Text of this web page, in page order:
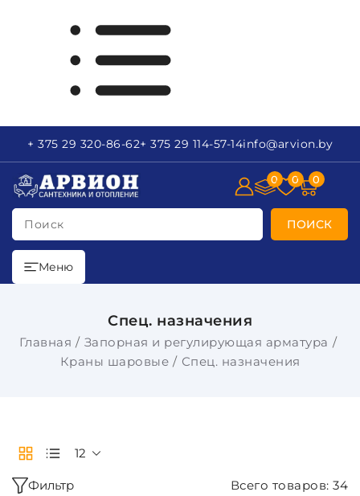
+ 375 29 320-86-62+ 375 29 114-57-14info@arvion.by
Поиск ПОИСК
0 0 0
Меню
Спец. назначения
Главная
Запорная и регулирующая арматура
Краны шаровые
Спец. назначения
Фильтр Всего товаров: 34
12